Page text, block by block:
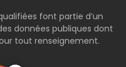
font partie d’un
données publiques dont
tout renseignement.